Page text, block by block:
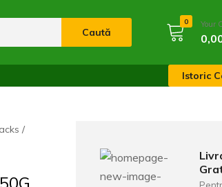
Caută
0 Your
Istoric